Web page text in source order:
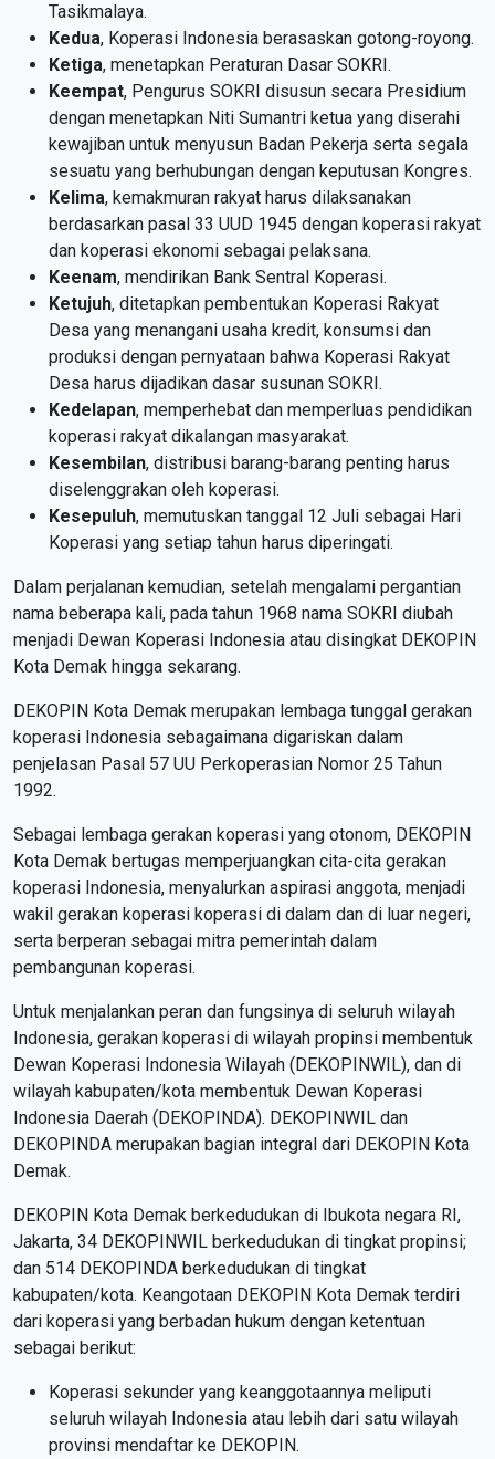
Tasikmalaya.
Kedua, Koperasi Indonesia berasaskan gotong-royong.
Ketiga, menetapkan Peraturan Dasar SOKRI.
Keempat, Pengurus SOKRI disusun secara Presidium
dengan menetapkan Niti Sumantri ketua yang diserahi
kewajiban untuk menyusun Badan Pekerja serta segala
sesuatu yang berhubungan dengan keputusan Kongres.
Kelima, kemakmuran rakyat harus dilaksanakan
berdasarkan pasal 33 UUD 1945 dengan koperasi rakyat
dan koperasi ekonomi sebagai pelaksana.
Keenam, mendirikan Bank Sentral Koperasi.
Ketujuh, ditetapkan pembentukan Koperasi Rakyat
Desa yang menangani usaha kredit, konsumsi dan
produksi dengan pernyataan bahwa Koperasi Rakyat
Desa harus dijadikan dasar susunan SOKRI.
Kedelapan, memperhebat dan memperluas pendidikan
koperasi rakyat dikalangan masyarakat.
Kesembilan, distribusi barang-barang penting harus
diselenggrakan oleh koperasi.
Kesepuluh, memutuskan tanggal 12 Juli sebagai Hari
Koperasi yang setiap tahun harus diperingati.
Dalam perjalanan kemudian, setelah mengalami pergantian
nama beberapa kali, pada tahun 1968 nama SOKRI diubah
menjadi Dewan Koperasi Indonesia atau disingkat DEKOPIN
Kota Demak hingga sekarang.
DEKOPIN Kota Demak merupakan lembaga tunggal gerakan
koperasi Indonesia sebagaimana digariskan dalam
penjelasan Pasal 57 UU Perkoperasian Nomor 25 Tahun
1992.
Sebagai lembaga gerakan koperasi yang otonom, DEKOPIN
Kota Demak bertugas memperjuangkan cita-cita gerakan
koperasi Indonesia, menyalurkan aspirasi anggota, menjadi
wakil gerakan koperasi koperasi di dalam dan di luar negeri,
serta berperan sebagai mitra pemerintah dalam
pembangunan koperasi.
Untuk menjalankan peran dan fungsinya di seluruh wilayah
Indonesia, gerakan koperasi di wilayah propinsi membentuk
Dewan Koperasi Indonesia Wilayah (DEKOPINWIL), dan di
wilayah kabupaten/kota membentuk Dewan Koperasi
Indonesia Daerah (DEKOPINDA). DEKOPINWIL dan
DEKOPINDA merupakan bagian integral dari DEKOPIN Kota
Demak.
DEKOPIN Kota Demak berkedudukan di Ibukota negara RI,
Jakarta, 34 DEKOPINWIL berkedudukan di tingkat propinsi;
dan 514 DEKOPINDA berkedudukan di tingkat
kabupaten/kota. Keangotaan DEKOPIN Kota Demak terdiri
dari koperasi yang berbadan hukum dengan ketentuan
sebagai berikut:
Koperasi sekunder yang keanggotaannya meliputi
seluruh wilayah Indonesia atau lebih dari satu wilayah
provinsi mendaftar ke DEKOPIN.